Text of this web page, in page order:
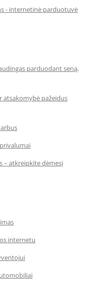
- internetinė parduotuvė
parduodant seną,
atsakomybė pažeidus
– atkreipkite dėmesį
internetu